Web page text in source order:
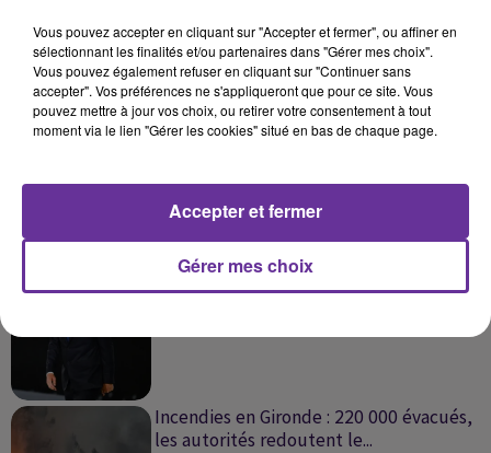
SUR LE MÊME SUJET
France : la canicule fait son retour, 42 °C
Zidane, l’humilité, la discrétion et le
talent récompensés
Incendies en Gironde : 220 000 évacués,
les autorités redoutent le...
Vous pouvez accepter en cliquant sur "Accepter et fermer", ou affiner en
sélectionnant les finalités et/ou partenaires dans "Gérer mes choix".
Vous pouvez également refuser en cliquant sur "Continuer sans
accepter". Vos préférences ne s'appliqueront que pour ce site. Vous
pouvez mettre à jour vos choix, ou retirer votre consentement à tout
moment via le lien "Gérer les cookies" situé en bas de chaque page.
Gérer mes choix
Accepter et fermer